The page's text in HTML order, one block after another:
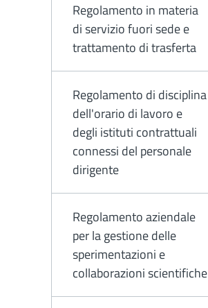
Regolamento in materia
di servizio fuori sede e
trattamento di trasferta
Regolamento di disciplina
dell'orario di lavoro e
degli istituti contrattuali
connessi del personale
dirigente
Regolamento aziendale
per la gestione delle
sperimentazioni e
collaborazioni scientifiche